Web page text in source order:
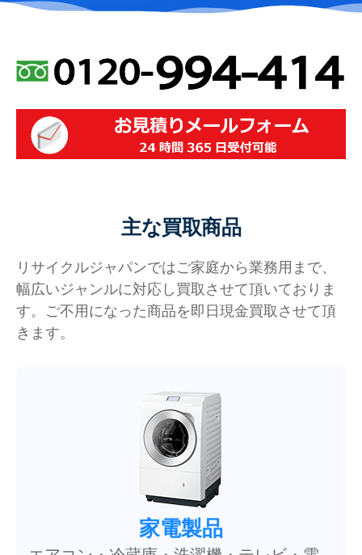
主な買取商品
リサイクルジャパンではご家庭から業務用まで、
幅広いジャンルに対応し買取させて頂いておりま
す。ご不用になった商品を即日現金買取させて頂
きます。
家電製品